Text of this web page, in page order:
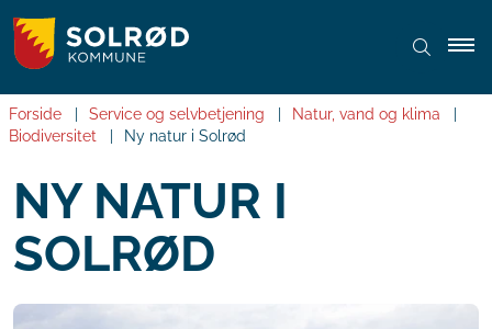
Forside Service og selvbetjening
Natur, vand og klima
Biodiversitet
Ny natur i Solrød
NY NATUR I
SOLRØD